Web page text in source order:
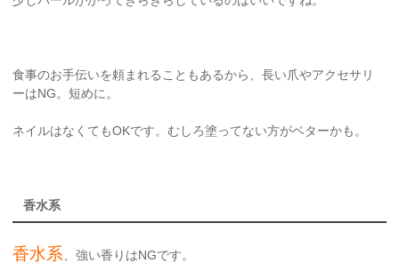
食事のお手伝いを頼まれることもあるから、長い爪やアクセサリ
ーはNG。短めに。
ネイルはなくてもOKです。むしろ塗ってない方がベターかも。
香水系
香水系 、強い香りはNGです。